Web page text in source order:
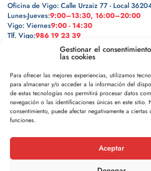
Gestionar el
las cookies
Para ofrecer las mejores experiencias, utilizamos
para almacenar y/o acceder a la información del
de estas tecnologías nos permitirá procesar datos
navegación o las identificaciones únicas en este sitio.
consentimiento, puede afectar negativamente a ciertas
funciones.
Aceptar
Oficina de Vigo: Calle Urzaiz 77 - Local
Lunes-Jueves:9:00–13:30, 16:00–20:00
Vigo: Viernes9:00 - 14:30
Tlf. Vigo:986 19 23 39
Legal
Política de privacidad